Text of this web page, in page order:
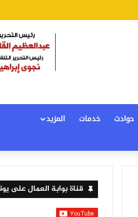
حوادث خدمات
المزيد
قناة بوابة العمال على